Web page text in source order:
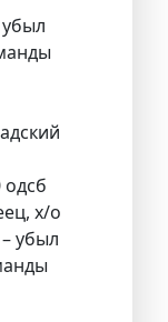
х/о
убыл